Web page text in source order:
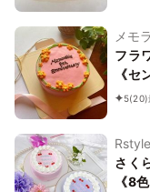
メモ
フラ
《セ
5(20)
Rstyle
さく
《8